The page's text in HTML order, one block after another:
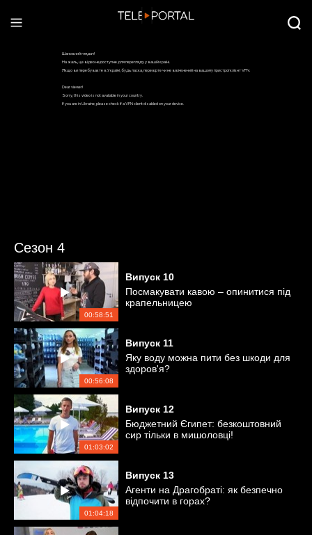
Сезон 4
00:58:51
Випуск 10
Посмакувати кавою – опинитися під
крапельницею
00:56:08
Випуск 11
Яку воду можна пити без шкоди для
здоров'я?
01:03:02
Випуск 12
Бюджетний Єгипет: безкоштовний
сир тільки в мишоловці!
01:04:18
Випуск 13
Агенти на Драгобраті: як безпечно
відпочити в горах?